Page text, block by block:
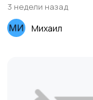
3 недели назад
Михаил